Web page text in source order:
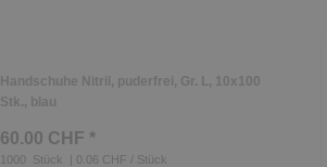
Handschuhe Nitril, puderfrei, Gr. L, 10x100
Stk., blau
60.00 CHF *
1000 Stück
| 0.06 CHF / Stück